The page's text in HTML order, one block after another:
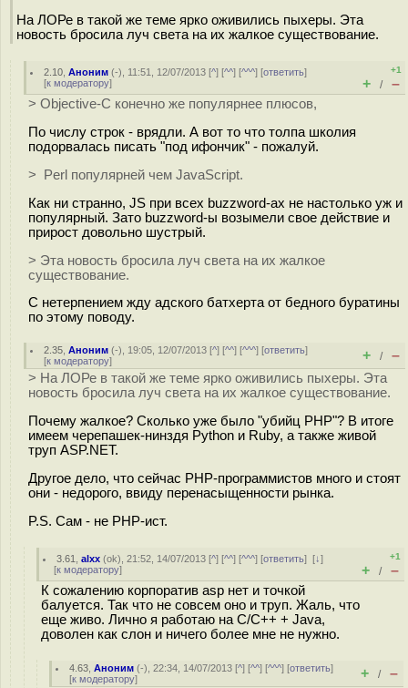
На ЛОРе в такой же теме ярко оживились пыхеры. Эта
новость бросила луч света на их жалкое существование.
2.10 ,Аноним (-), 11:51, 12/07/2013 [^] [^^] [^^^] [ответить]
[к модератору]
+1
+ / –
> Objective-C конечно же популярнее плюсов,
По числу строк - врядли. А вот то что толпа школия
подорвалась писать "под ифончик" - пожалуй.
> Perl популярней чем JavaScript.
Как ни странно, JS при всех buzzword-ах не настолько уж и
популярный. Зато buzzword-ы возымели свое действие и
прирост довольно шустрый.
> Эта новость бросила луч света на их жалкое
существование.
С нетерпением жду адского батхерта от бедного буратины
по этому поводу.
2.35 ,Аноним (-), 19:05, 12/07/2013 [^] [^^] [^^^] [ответить]
[к модератору] + / –
> На ЛОРе в такой же теме ярко оживились пыхеры. Эта
новость бросила луч света на их жалкое существование.
Почему жалкое? Сколько уже было "убийц PHP"? В итоге
имеем черепашек-нинздя Python и Ruby, а также живой
труп ASP.NET.
Другое дело, что сейчас PHP-программистов много и стоят
они - недорого, ввиду перенасыщенности рынка.
P.S. Сам - не PHP-ист.
3.61 ,alxx (ok), 21:52, 14/07/2013 [^] [^^] [^^^] [ответить][↓]
[к модератору]
+1
+ / –
К сожалению корпоратив asp нет и точкой
балуется. Так что не совсем оно и труп. Жаль, что
еще живо. Лично я работаю на C/C++ + Java,
доволен как слон и ничего более мне не нужно.
4.63 ,Аноним (-), 22:34, 14/07/2013 [^] [^^] [^^^] [ответить]
[к модератору] + / –